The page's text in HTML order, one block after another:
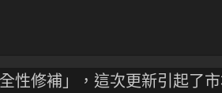
性修補」，這次更新引起了